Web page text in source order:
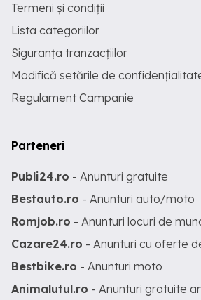
Termeni și condiții
Lista categoriilor
Siguranța tranzacțiilor
Modifică setările de
Regulament Campanie
Parteneri
Publi24.ro - Anunturi gratuite
Bestauto.ro - Anunturi auto/moto
Romjob.ro - Anunturi locuri de
Cazare24.ro - Anunturi cu oferte
Bestbike.ro - Anunturi moto
Animalutul.ro - Anunturi gratuite